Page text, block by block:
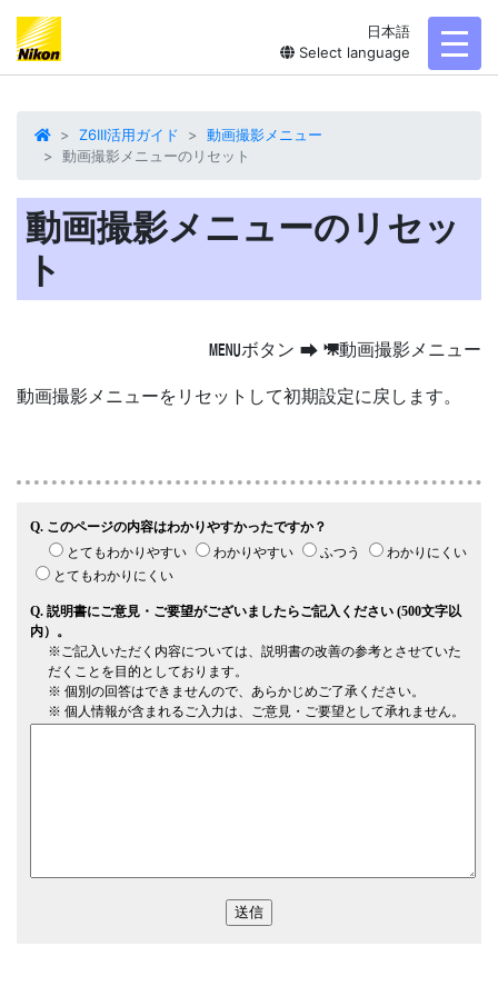
日本語
Select language
Z6III活用ガイド
動画撮影メニュー
動画撮影メニューのリセット
動画撮影メニューのリセッ
ト
Gボタン U 1動画撮影メニュー
動画撮影メニューをリセットして初期設定に戻します。